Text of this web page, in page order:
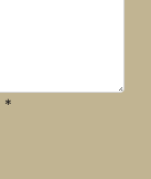
*